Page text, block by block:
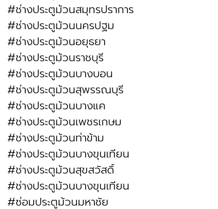
#ช่างประตูม้วนสมุทรปราการ
#ช่างประตูม้วนนครปฐม
#ช่างประตูม้วนอยุธยา
#ช่างประตูม้วนราชบุรี
#ช่างประตูม้วนบางบอน
#ช่างประตูม้วนสุพรรณบุรี
#ช่างประตูม้วนบางแค
#ช่างประตูม้วนเพชรเกษม
#ช่างประตูม้วนท่าข้าม
#ช่างประตูม้วนบางขุนเทียน
#ช่างประตูม้วนสุขสวัสดิ์
#ช่างประตูม้วนบางขุนเทียน
#ซ่อมประตูม้วนมหาชัย